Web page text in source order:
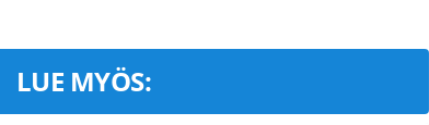
LUE MYÖS: